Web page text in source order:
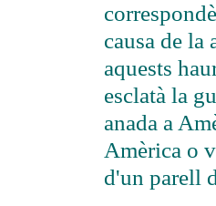
causa de la
aquests
esclatà la
anada a
Amèrica o
d'un parell